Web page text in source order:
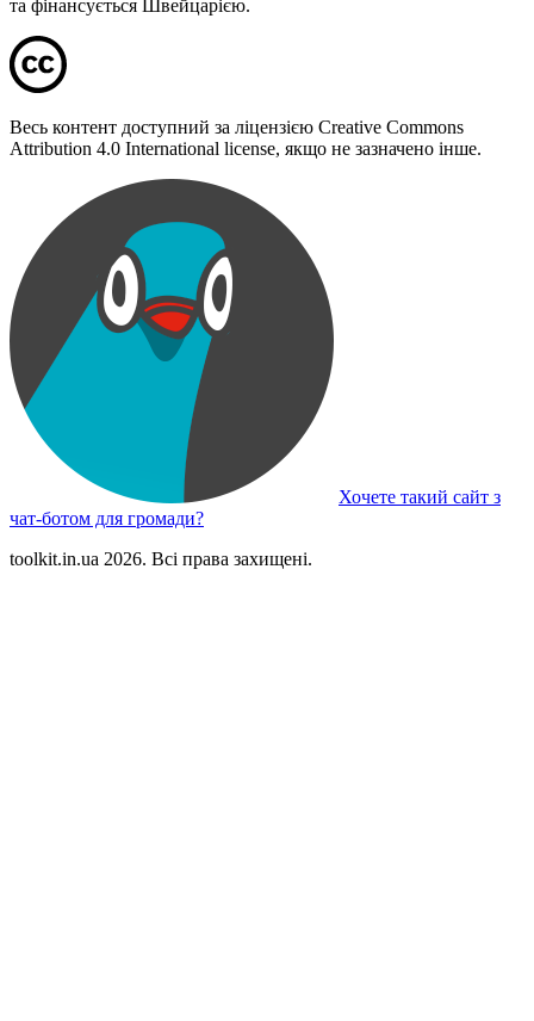
та фінансується Швейцарією.
Весь контент доступний за ліцензією Creative Commons
Attribution 4.0 International license, якщо не зазначено інше.
Хочете такий сайт з
чат-ботом для громади?
toolkit.in.ua 2026. Всі права захищені.